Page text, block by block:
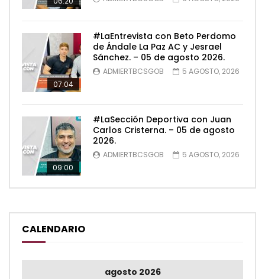
07:04
#LaEntrevista con Beto Perdomo
de Ándale La Paz AC y Jesrael
Sánchez. – 05 de agosto 2026.
ADMIERTBCSGOB 5 AGOSTO, 2026
09:00
#LaSección Deportiva con Juan
Carlos Cristerna. – 05 de agosto
2026.
ADMIERTBCSGOB 5 AGOSTO, 2026
CALENDARIO
agosto 2026